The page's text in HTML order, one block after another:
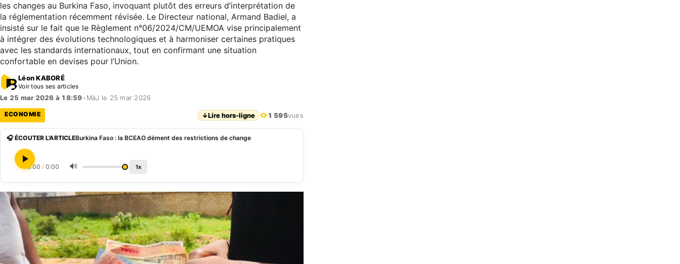
les changes au Burkina Faso, invoquant plutôt des erreurs d’interprétation de
la réglementation récemment révisée. Le Directeur national, Armand Badiel, a
insisté sur le fait que le Règlement n°06/2024/CM/UEMOA vise principalement
à intégrer des évolutions technologiques et à harmoniser certaines pratiques
avec les standards internationaux, tout en confirmant une situation
confortable en devises pour l’Union.
Léon KABORÉ
Voir tous ses articles
Le 25 mar 2026 à 18:59• MàJ le 25 mar 2026
ECONOMIE ↓Lire hors-ligne 1 595vues
🎧 ÉCOUTER L'ARTICLEBurkina Faso : la BCEAO dément des restrictions de change
0:00 / 0:00 🔊 1x